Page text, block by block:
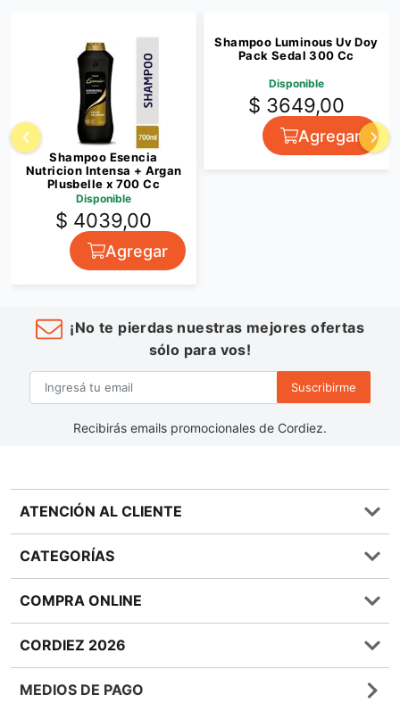
Shampoo Esencia
Nutricion Intensa + Argan
Plusbelle x 700 Cc
Disponible
$ 4039,00
Agregar
Shampoo Luminous Uv Doy
Pack Sedal 300 Cc
Disponible
$ 3649,00
Agregar
¡No te pierdas nuestras mejores ofertas
sólo para vos!
Suscribirme
Recibirás emails promocionales de Cordiez.
ATENCIÓN AL CLIENTE
Preguntas frecuentes
0810 555 1970
Términos y condiciones
Política de Devoluciones
Bases y Condiciones de Sorteos
CATEGORÍAS
Bebidas
Lácteos
COMPRA ONLINE
Métodos de entrega
Giftcards
CORDIEZ 2026
Quienes Somos
MEDIOS DE PAGO